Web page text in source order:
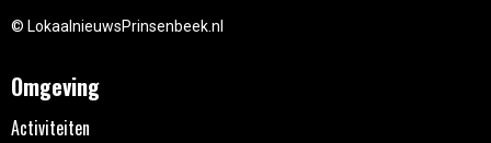
© LokaalnieuwsPrinsenbeek.nl
Omgeving
Activiteiten